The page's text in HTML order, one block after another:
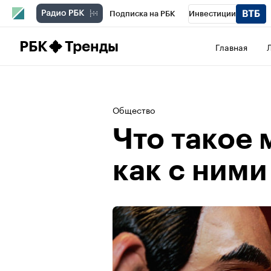
Подписка на РБК Инвестиции
РБК Тренды Главная
Общество
Что такое
как с